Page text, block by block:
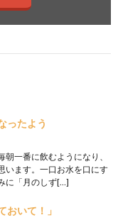
ったよう
一番に飲むようになり、
います。一口お水を口にす
に「月のしず[…]
おいて！」